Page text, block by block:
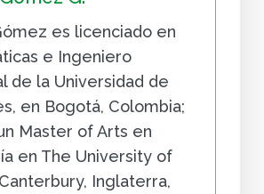
es licenciado en
e Ingeniero
de la Universidad de
en Bogotá, Colombia;
Master of Arts en
en The University of
Inglaterra,